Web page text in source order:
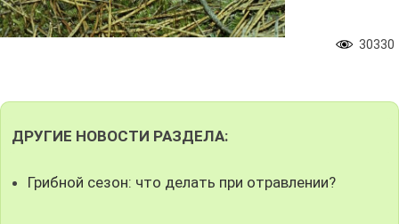
30330
ДРУГИЕ НОВОСТИ РАЗДЕЛА:
Грибной сезон: что делать при отравлении?